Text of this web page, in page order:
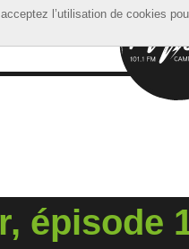
l’utilisation de cookies
l’utilisation de cookies
épisode